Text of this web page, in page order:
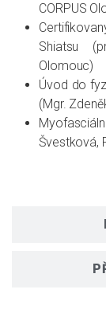
CORPUS
Shiatsu
Olomouc)
Úvod do
(Mgr.
Švestková,